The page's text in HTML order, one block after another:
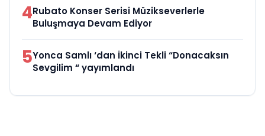
4Rubato Konser Serisi Müzikseverlerle
Buluşmaya Devam Ediyor
5Yonca Samlı ‘dan İkinci Tekli “Donacaksın
Sevgilim “ yayımlandı